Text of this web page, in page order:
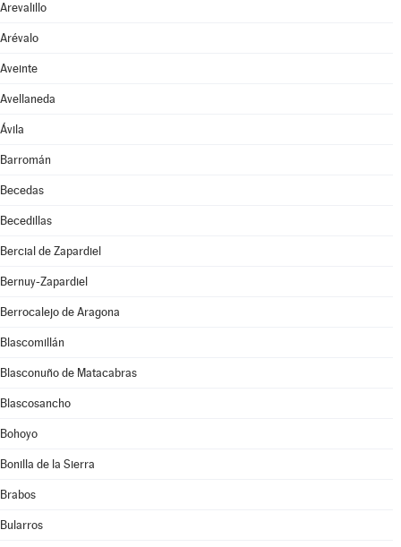
Arevalillo
Arévalo
Aveinte
Avellaneda
Ávila
Barromán
Becedas
Becedillas
Bercial de Zapardiel
Bernuy-Zapardiel
Berrocalejo de Aragona
Blascomillán
Blasconuño de Matacabras
Blascosancho
Bohoyo
Bonilla de la Sierra
Brabos
Bularros